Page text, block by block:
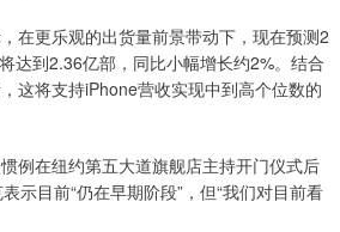
在更乐观的出货量前景带动下，现在预测2
达到2.36亿部，同比小幅增长约2%。结合
这将支持iPhone营收实现中到高个位数的
例在纽约第五大道旗舰店主持开门仪式后
示目前“仍在早期阶段”，但“我们对目前看